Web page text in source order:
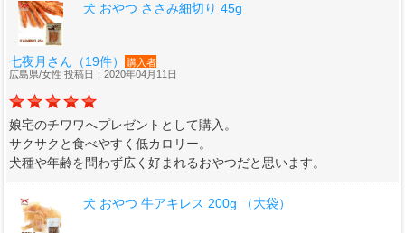
犬 おやつ ささみ細切り 45g
七夜月さん（19件）
購入者
広島県/女性 投稿日：2020年04月11日
娘宅のチワワへプレゼントとして購入。
サクサクと食べやすく低カロリー。
犬種や年齢を問わず広く好まれるおやつだと思います。
犬 おやつ 牛アキレス 200g （大袋）